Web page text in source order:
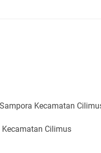
Kecamatan
Kecamatan Cilimus